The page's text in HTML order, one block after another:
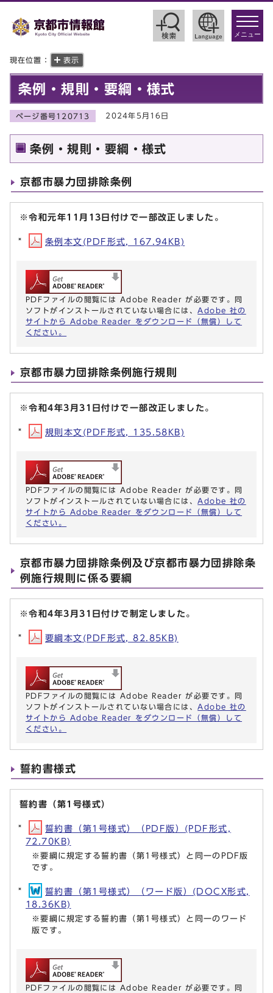
toggle
メニュー
現在位置： 表示
条例・規則・要綱・様式
ページ番号120713 2024年5月16日
条例・規則・要綱・様式
京都市暴力団排除条例
※令和元年11月13日付けで一部改正しました。
条例本文(PDF形式, 167.94KB)
PDFファイルの閲覧には Adobe Reader が必要です。同
ソフトがインストールされていない場合には、 Adobe 社の
サイトから Adobe Reader をダウンロード（無償）して
ください。
京都市暴力団排除条例施行規則
※令和4年3月31日付けで一部改正しました。
規則本文(PDF形式, 135.58KB)
PDFファイルの閲覧には Adobe Reader が必要です。同
ソフトがインストールされていない場合には、 Adobe 社の
サイトから Adobe Reader をダウンロード（無償）して
ください。
京都市暴力団排除条例及び京都市暴力団排除条
例施行規則に係る要綱
※令和4年3月31日付けで制定しました。
要綱本文(PDF形式, 82.85KB)
PDFファイルの閲覧には Adobe Reader が必要です。同
ソフトがインストールされていない場合には、 Adobe 社の
サイトから Adobe Reader をダウンロード（無償）して
ください。
誓約書様式
誓約書（第1号様式）
誓約書（第1号様式）（PDF版）(PDF形式,
72.70KB)
※要綱に規定する誓約書（第1号様式）と同一のPDF版
です。
誓約書（第1号様式）（ワード版）(DOCX形式,
18.36KB)
※要綱に規定する誓約書（第1号様式）と同一のワード
版です。
PDFファイルの閲覧には Adobe Reader が必要です。同